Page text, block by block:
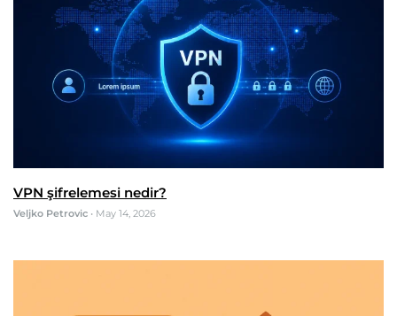
VPN şifrelemesi nedir?
Veljko Petrovic • May 14, 2026